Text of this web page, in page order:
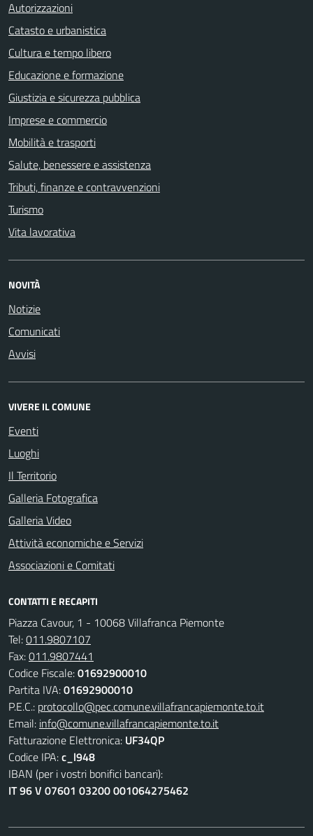
Autorizzazioni
Catasto e urbanistica
Cultura e tempo libero
Educazione e formazione
Giustizia e sicurezza pubblica
Imprese e commercio
Mobilità e trasporti
Salute, benessere e assistenza
Tributi, finanze e contravvenzioni
Turismo
Vita lavorativa
NOVITÀ
Notizie
Comunicati
Avvisi
VIVERE IL COMUNE
Eventi
Luoghi
Il Territorio
Galleria Fotografica
Galleria Video
Attività economiche e Servizi
Associazioni e Comitati
CONTATTI E RECAPITI
Piazza Cavour, 1 - 10068 Villafranca Piemonte
Tel:011.9807107
Fax:011.9807441
Codice Fiscale:01692900010
Partita IVA:01692900010
P.E.C.: protocollo@pec.comune.villafrancapiemonte.to.it
Email: info@comune.villafrancapiemonte.to.it
Fatturazione Elettronica: UF34QP
Codice IPA:c_l948
IBAN (per i vostri bonifici bancari):
IT 96 V 07601 03200 001064275462